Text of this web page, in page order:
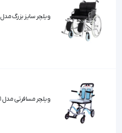
ویلچر سایز بزرگ مدل 951B56 جی تی اس (JTS)
ویلچر مسافرتی مدل 411-LAJ جی تی اس (JTS)